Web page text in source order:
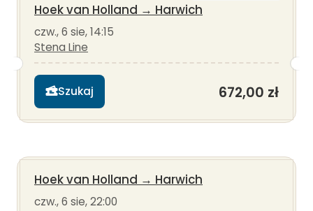
Hoek van Holland → Harwich
czw., 6 sie, 14:15
Stena Line
Szukaj 672,00 zł
Hoek van Holland → Harwich
czw., 6 sie, 22:00